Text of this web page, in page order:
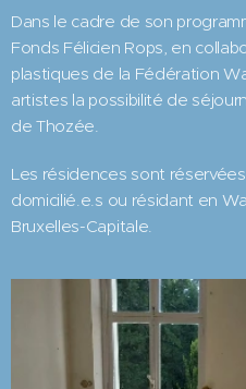
Dans le cadre de son
Fonds Félicien Rops, en
plastiques de la Fédération
artistes la possibilité de
de Thozée.
Les résidences sont
domicilié.e.s ou résidant en
Bruxelles-Capitale.